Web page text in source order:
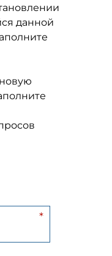
данной